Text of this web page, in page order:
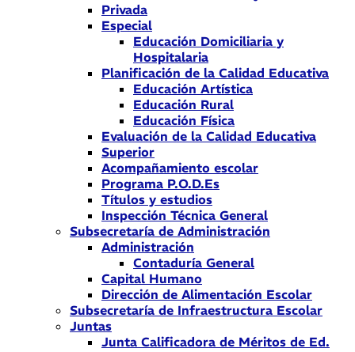
Privada
Especial
Educación Domiciliaria y
Hospitalaria
Planificación de la Calidad Educativa
Educación Artística
Educación Rural
Educación Física
Evaluación de la Calidad Educativa
Superior
Acompañamiento escolar
Programa P.O.D.Es
Títulos y estudios
Inspección Técnica General
Subsecretaría de Administración
Administración
Contaduría General
Capital Humano
Dirección de Alimentación Escolar
Subsecretaría de Infraestructura Escolar
Juntas
Junta Calificadora de Méritos de Ed.